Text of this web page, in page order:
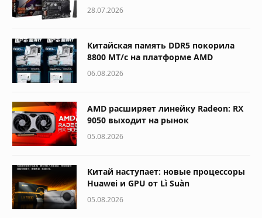
28.07.2026
Китайская память DDR5 покорила
8800 МТ/с на платформе AMD
06.08.2026
AMD расширяет линейку Radeon: RX
9050 выходит на рынок
05.08.2026
Китай наступает: новые процессоры
Huawei и GPU от Lì Suàn
05.08.2026